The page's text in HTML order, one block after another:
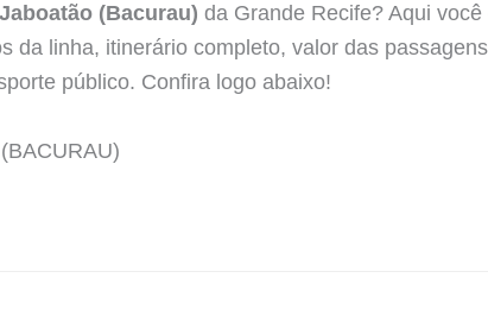
(Bacurau) da Grande Recife? Aqui
da linha, itinerário completo, valor das
público. Confira logo abaixo!